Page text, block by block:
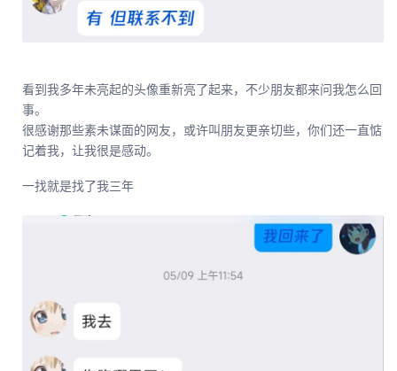
看到我多年未亮起的头像重新亮了起来，不少朋友都来问我怎么回
事。
很感谢那些素未谋面的网友，或许叫朋友更亲切些，你们还一直惦
记着我，让我很是感动。
一找就是找了我三年